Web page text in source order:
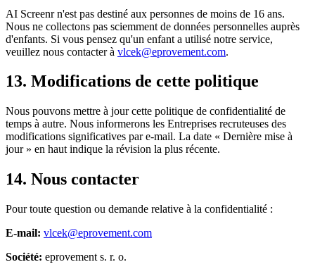
AI Screenr n'est pas destiné aux personnes de moins de 16 ans.
Nous ne collectons pas sciemment de données personnelles auprès
d'enfants. Si vous pensez qu'un enfant a utilisé notre service,
veuillez nous contacter à vlcek@eprovement.com.
13. Modifications de cette politique
Nous pouvons mettre à jour cette politique de confidentialité de
temps à autre. Nous informerons les Entreprises recruteuses des
modifications significatives par e-mail. La date « Dernière mise à
jour » en haut indique la révision la plus récente.
14. Nous contacter
Pour toute question ou demande relative à la confidentialité :
E-mail: vlcek@eprovement.com
Société: eprovement s. r. o.